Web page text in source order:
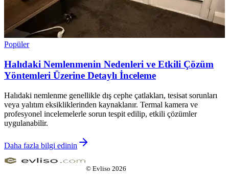
Popüler
Halıdaki Nemlenmenin Nedenleri ve Etkili Çözüm
Yöntemleri Üzerine Detaylı İnceleme
Halıdaki nemlenme genellikle dış cephe çatlakları, tesisat sorunları
veya yalıtım eksikliklerinden kaynaklanır. Termal kamera ve
profesyonel incelemelerle sorun tespit edilip, etkili çözümler
uygulanabilir.
Daha fazla bilgi edinin
© Evliso 2026